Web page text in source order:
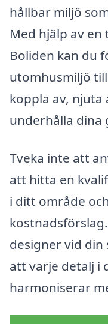
hållbar miljö
Med hjälp av
Boliden kan du
utomhusmiljö
koppla av, njuta
underhålla dina
Tveka inte att
att hitta en
i ditt område
designer vid din
att varje detalj i
harmoniserar